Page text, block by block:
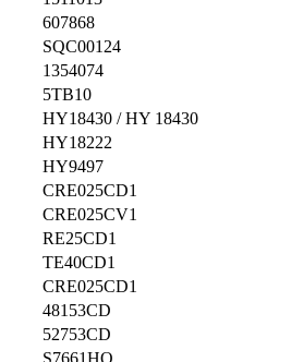
607868
SQC00124
1354074
5TB10
HY18430 / HY 18430
HY18222
HY9497
CRE025CD1
CRE025CV1
RE25CD1
TE40CD1
CRE025CD1
48153CD
52753CD